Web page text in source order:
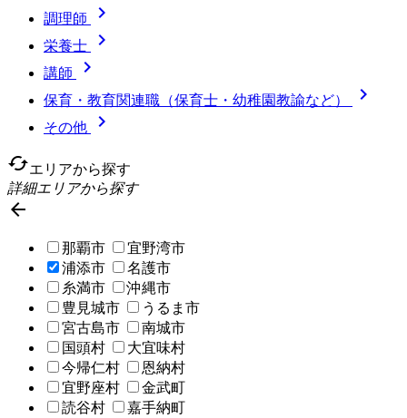
調理師 
栄養士 
講師 
保育・教育関連職（保育士・幼稚園教諭など） 
その他

cachedエリアから探す
詳細エリアから探す

那覇市
宜野湾市
浦添市
名護市
糸満市
沖縄市
豊見城市
うるま市
宮古島市
南城市
国頭村
大宜味村
今帰仁村
恩納村
宜野座村
金武町
読谷村
嘉手納町